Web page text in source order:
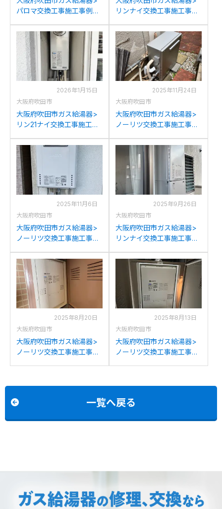
パロマ交換工事施工事例：
からパロマFH-2423SAW-1
への交換
リンナイ交換工事施工事
1614SAWSからリンナイ
RUF-A1605SAW(C)への交
換
2026年1月15日
大阪府吹田市
大阪府吹田市ガス給湯器>
リン21ナイ交換工事施工事
VS2000AT-VCからリンナ
イRUF-SA2005AT-L(A)へ
の交換
2025年11月24日
大阪府吹田市
大阪府吹田市ガス給湯器>
ノーリツ交換工事施工事
2050SARXからノーリツ
GT-C2072SAR BLへの交換
2025年11月6日
大阪府吹田市
大阪府吹田市ガス給湯器>
ノーリツ交換工事施工事
2428SAWXからノーリツ
GT-2470SAW BLへの交換
2025年9月26日
大阪府吹田市
大阪府吹田市ガス給湯器>
リンナイ交換工事施工事
V2403SAW2-6(B)からリン
ナイRUFH-E2408SAW2-
3(A)への交換
2025年8月20日
大阪府吹田市
大阪府吹田市ガス給湯器>
ノーリツ交換工事施工事
2025年8月13日
大阪府吹田市
大阪府吹田市ガス給湯器>
ノーリツ交換工事施工事
一覧へ戻る